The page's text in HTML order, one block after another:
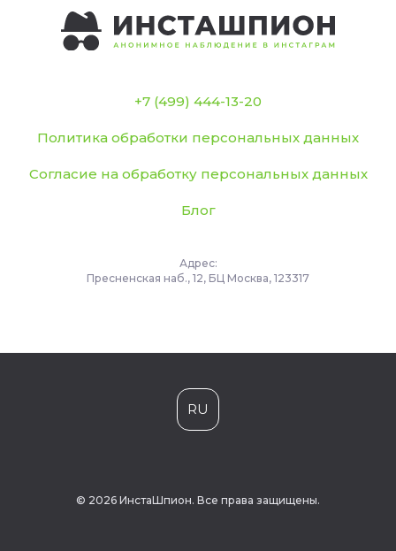
+7 (499) 444-13-20
Политика обработки персональных данных
Согласие на обработку персональных данных
Блог
Адрес:
Пресненская наб., 12, БЦ Москва, 123317
RU
© 2026 ИнстаШпион. Все права защищены.